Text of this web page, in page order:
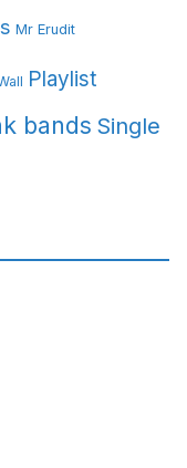
Mr Erudit
Playlist
bands Single